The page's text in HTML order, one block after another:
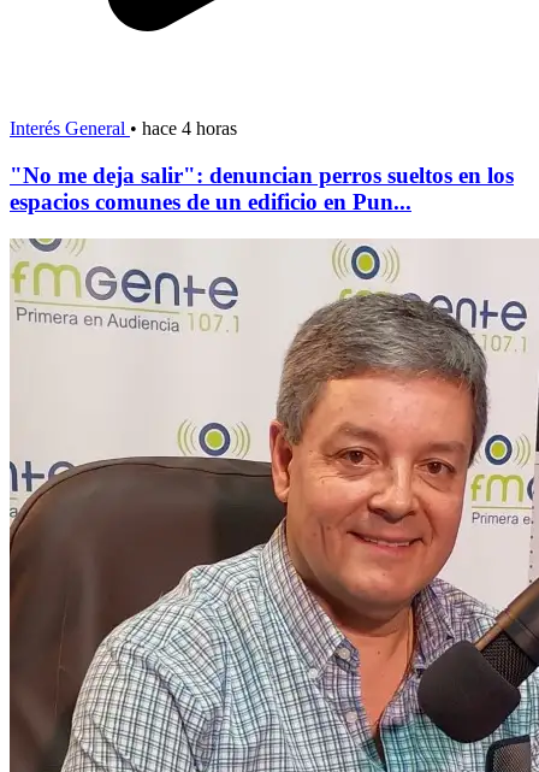
Interés General • hace 4 horas
"No me deja salir": denuncian perros sueltos en los
espacios comunes de un edificio en Pun...